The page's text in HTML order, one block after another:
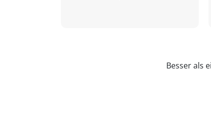
Besser als